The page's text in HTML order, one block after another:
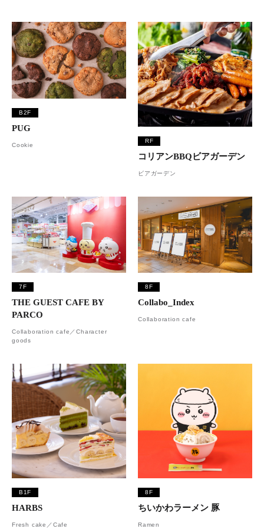
B2F
PUG
Cookie
RF
コリアンBBQビアガーデン
ビアガーデン
7F
THE GUEST CAFE BY
PARCO
Collaboration cafe／Character
goods
8F
Collabo_Index
Collaboration cafe
B1F
HARBS
Fresh cake／Cafe
8F
ちいかわラーメン 豚
Ramen